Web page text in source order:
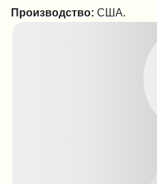
Производство: США.